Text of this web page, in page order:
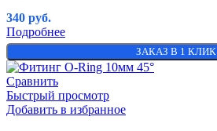
340 руб.
Подробнее
ЗАКАЗ В 1 КЛИК
Сравнить
Быстрый просмотр
Добавить в избранное